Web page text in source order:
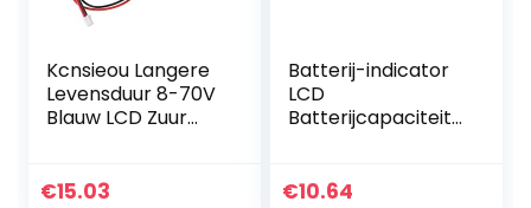
Kcnsieou Langere
Levensduur 8-70V
Blauw LCD Zuur
Indicator
€15.03
Batterij-indicator
LCD
Batterijcapaciteit-
waterdichte
€10.64